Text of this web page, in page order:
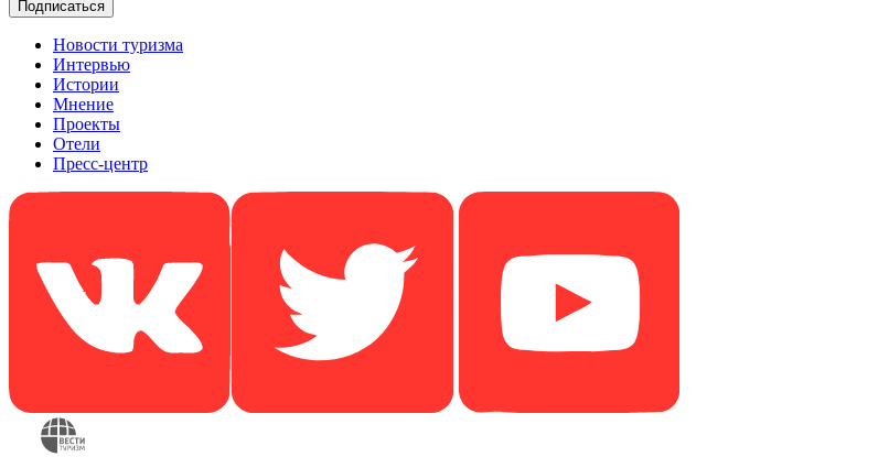
Новости туризма
Интервью
Истории
Мнение
Проекты
Отели
Пресс-центр